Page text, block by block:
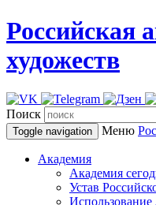
Российская
художеств
Поиск
Toggle navigation Меню
Академия
Академия
Устав